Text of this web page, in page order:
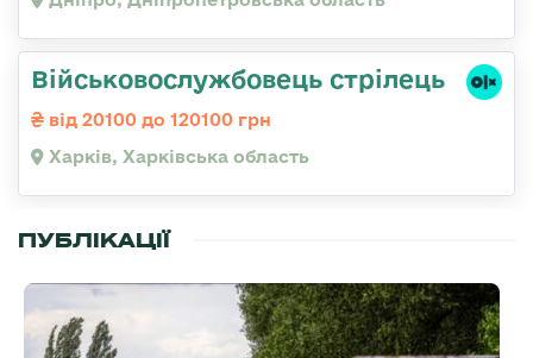
Військовослужбовець стрілець
від 20100 до 120100 грн
Харків, Харківська область
ПУБЛІКАЦІЇ